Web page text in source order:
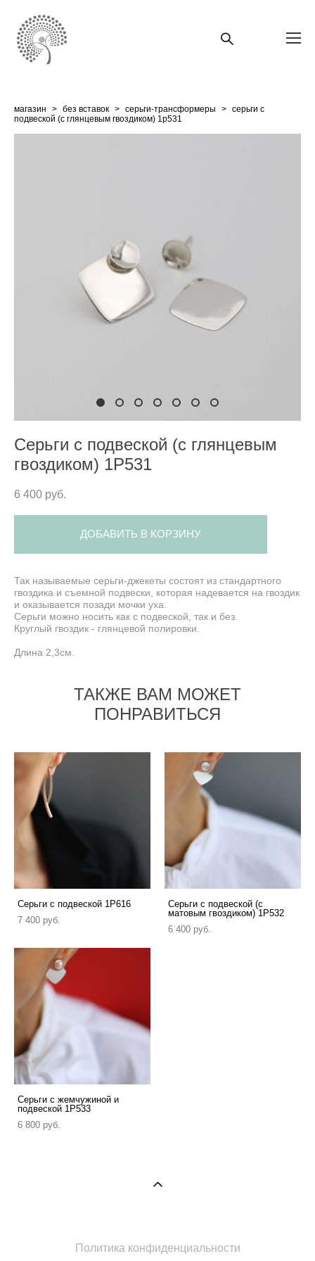
магазин > без вставок > серьги-трансформеры > серьги с
подвеской (с глянцевым гвоздиком) 1p531
Серьги с подвеской (с глянцевым
гвоздиком) 1P531
6 400 pуб.
ДОБАВИТЬ В КОРЗИНУ
Так называемые серьги-джекеты состоят из стандартного
гвоздика и съемной подвески, которая надевается на гвоздик
и оказывается позади мочки уха.
Серьги можно носить как с подвеской, так и без.
Круглый гвоздик - глянцевой полировки.
Длина 2,3см.
ТАКЖЕ ВАМ МОЖЕТ
ПОНРАВИТЬСЯ
Серьги с подвеской 1P616
7 400 pуб.
Серьги с подвеской (с
матовым гвоздиком) 1P532
6 400 pуб.
Серьги с жемчужиной и
подвеской 1P533
6 800 pуб.
Политика конфиденциальности